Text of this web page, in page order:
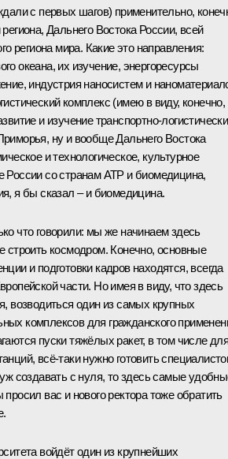
с первых шагов) применительно,
Дальнего Востока России, всей
региона мира. Какие это направления:
океана, их изучение, энергоресурсы
индустрия наносистем и
комплекс (имею в виду, конечно,
и изучение транспортно-
ну и вообще Дальнего Востока
и технологическое, культурное
России со странам АТР и биомедицина,
я бы сказал – и биомедицина.
что говорили: мы же начинаем здесь
строить космодром. Конечно, основные
и подготовки кадров находятся, всегда
части. Но имея в виду, что здесь
возводиться один из самых крупных
комплексов для гражданского
пуски тяжёлых ракет, в том числе
всё‑таки нужно готовить
создавать с нуля, то здесь самые
вас и нового ректора тоже обратить
войдёт один из крупнейших